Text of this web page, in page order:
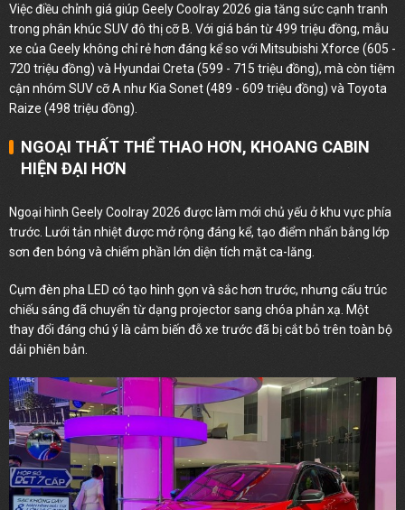
Việc điều chỉnh giá giúp Geely Coolray 2026 gia tăng sức cạnh tranh
trong phân khúc SUV đô thị cỡ B. Với giá bán từ 499 triệu đồng, mẫu
xe của Geely không chỉ rẻ hơn đáng kể so với Mitsubishi Xforce (605 -
720 triệu đồng) và Hyundai Creta (599 - 715 triệu đồng), mà còn tiệm
cận nhóm SUV cỡ A như Kia Sonet (489 - 609 triệu đồng) và Toyota
Raize (498 triệu đồng).
NGOẠI THẤT THỂ THAO HƠN, KHOANG CABIN
HIỆN ĐẠI HƠN
Ngoại hình Geely Coolray 2026 được làm mới chủ yếu ở khu vực phía
trước. Lưới tản nhiệt được mở rộng đáng kể, tạo điểm nhấn bằng lớp
sơn đen bóng và chiếm phần lớn diện tích mặt ca-lăng.
Cụm đèn pha LED có tạo hình gọn và sắc hơn trước, nhưng cấu trúc
chiếu sáng đã chuyển từ dạng projector sang chóa phản xạ. Một
thay đổi đáng chú ý là cảm biến đỗ xe trước đã bị cắt bỏ trên toàn bộ
dải phiên bản.